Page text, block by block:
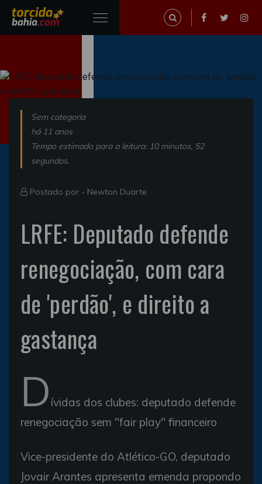
Sem categoria
há 11 anos
Tempo estimado para a leitura: 10 minutos, 52
segundos.
Postado por - Newton Duarte
LRFE: Deputado defende
renegociação, com cara
de 'perdão', e direito a
gastança
D ívidas dos clubes: deputado defende
renegociação sem "fair play" financeiro
Vice-presidente do Atlético-GO, deputado
Jovair Arantes apresenta emenda propondo